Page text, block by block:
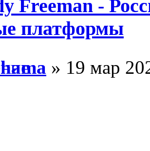
Freeman -
платформы
» 19 мар